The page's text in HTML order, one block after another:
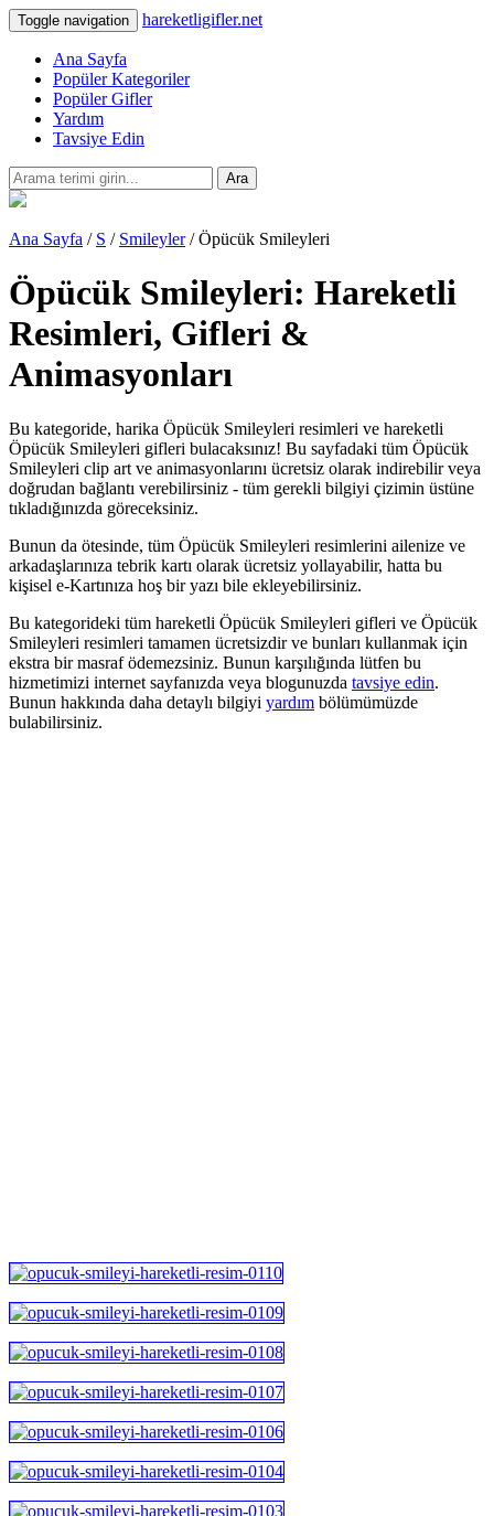
Toggle navigation hareketligifler.net
Ana Sayfa
Popüler Kategoriler
Popüler Gifler
Yardım
Tavsiye Edin
Ara
Ana Sayfa / S / Smileyler/ Öpücük Smileyleri
Öpücük Smileyleri: Hareketli
Resimleri, Gifleri &
Animasyonları
Bu kategoride, harika Öpücük Smileyleri resimleri ve hareketli
Öpücük Smileyleri gifleri bulacaksınız! Bu sayfadaki tüm Öpücük
Smileyleri clip art ve animasyonlarını ücretsiz olarak indirebilir veya
doğrudan bağlantı verebilirsiniz - tüm gerekli bilgiyi çizimin üstüne
tıkladığınızda göreceksiniz.
Bunun da ötesinde, tüm Öpücük Smileyleri resimlerini ailenize ve
arkadaşlarınıza tebrik kartı olarak ücretsiz yollayabilir, hatta bu
kişisel e-Kartınıza hoş bir yazı bile ekleyebilirsiniz.
Bu kategorideki tüm hareketli Öpücük Smileyleri gifleri ve Öpücük
Smileyleri resimleri tamamen ücretsizdir ve bunları kullanmak için
ekstra bir masraf ödemezsiniz. Bunun karşılığında lütfen bu
hizmetimizi internet sayfanızda veya blogunuzda tavsiye edin.
Bunun hakkında daha detaylı bilgiyi yardım bölümümüzde
bulabilirsiniz.